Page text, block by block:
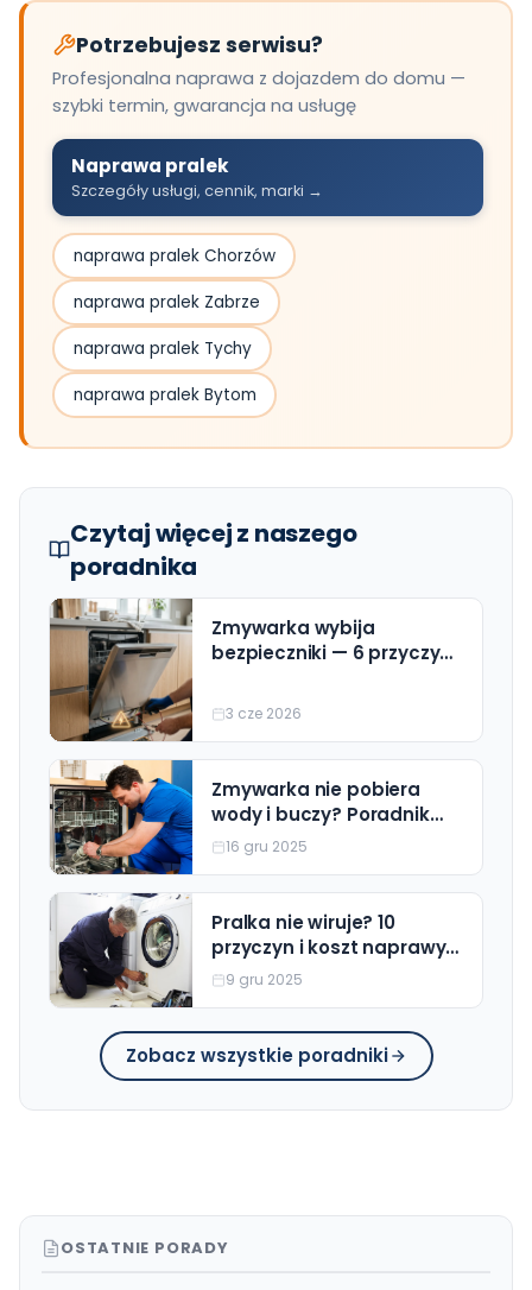
Potrzebujesz serwisu?
Profesjonalna naprawa z dojazdem do domu —
szybki termin, gwarancja na usługę
Naprawa pralek
Szczegóły usługi, cennik, marki →
naprawa pralek Chorzów
naprawa pralek Zabrze
naprawa pralek Tychy
naprawa pralek Bytom
Czytaj więcej z naszego
poradnika
Zmywarka wybija
bezpieczniki — 6 przyczyn i
naprawy)
3 cze 2026
Zmywarka nie pobiera
wody i buczy? Poradnik
Krok po Kroku (Wszystkie
16 gru 2025
Pralka nie wiruje? 10
przyczyn i koszt naprawy
(Beko, Bosch, Electrolux)
9 gru 2025
Zobacz wszystkie poradniki
OSTATNIE PORADY